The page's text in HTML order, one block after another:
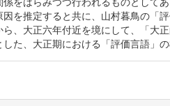
を推定すると共に、山村暮鳥の「
、大正六年付近を境にして、「大
た、大正期における「評価言語」の